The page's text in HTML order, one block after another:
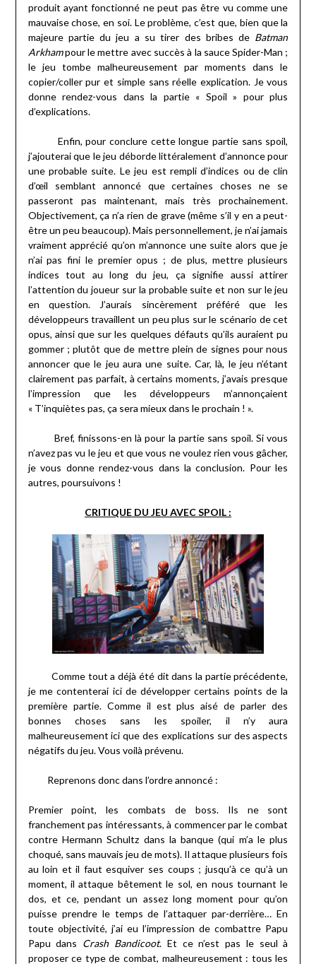
produit ayant fonctionné ne peut pas être vu comme une
mauvaise chose, en soi. Le problème, c’est que, bien que la
majeure partie du jeu a su tirer des bribes de Batman
Arkhampour le mettre avec succès à la sauce Spider-Man ;
le jeu tombe malheureusement par moments dans le
copier/coller pur et simple sans réelle explication. Je vous
donne rendez-vous dans la partie « Spoil » pour plus
d’explications.
Enfin, pour conclure cette longue partie sans spoil,
j’ajouterai que le jeu déborde littéralement d’annonce pour
une probable suite. Le jeu est rempli d’indices ou de clin
d’œil semblant annoncé que certaines choses ne se
passeront pas maintenant, mais très prochainement.
Objectivement, ça n’a rien de grave (même s’il y en a peut-
être un peu beaucoup). Mais personnellement, je n’ai jamais
vraiment apprécié qu’on m’annonce une suite alors que je
n’ai pas fini le premier opus ; de plus, mettre plusieurs
indices tout au long du jeu, ça signifie aussi attirer
l’attention du joueur sur la probable suite et non sur le jeu
en question. J’aurais sincèrement préféré que les
développeurs travaillent un peu plus sur le scénario de cet
opus, ainsi que sur les quelques défauts qu’ils auraient pu
gommer ; plutôt que de mettre plein de signes pour nous
annoncer que le jeu aura une suite. Car, là, le jeu n’étant
clairement pas parfait, à certains moments, j’avais presque
l’impression que les développeurs m’annonçaient
« T’inquiètes pas, ça sera mieux dans le prochain ! ».
Bref, finissons-en là pour la partie sans spoil. Si vous
n’avez pas vu le jeu et que vous ne voulez rien vous gâcher,
je vous donne rendez-vous dans la conclusion. Pour les
autres, poursuivons !
CRITIQUE DU JEU AVEC SPOIL :
Comme tout a déjà été dit dans la partie précédente,
je me contenterai ici de développer certains points de la
première partie. Comme il est plus aisé de parler des
bonnes choses sans les spoiler, il n’y aura
malheureusement ici que des explications sur des aspects
négatifs du jeu. Vous voilà prévenu.
Reprenons donc dans l’ordre annoncé :
Premier point, les combats de boss. Ils ne sont
franchement pas intéressants, à commencer par le combat
contre Hermann Schultz dans la banque (qui m’a le plus
choqué, sans mauvais jeu de mots). Il attaque plusieurs fois
au loin et il faut esquiver ses coups ; jusqu’à ce qu’à un
moment, il attaque bêtement le sol, en nous tournant le
dos, et ce, pendant un assez long moment pour qu’on
puisse prendre le temps de l’attaquer par-derrière… En
toute objectivité, j’ai eu l’impression de combattre Papu
Papu dans Crash Bandicoot. Et ce n’est pas le seul à
proposer ce type de combat, malheureusement : tous les